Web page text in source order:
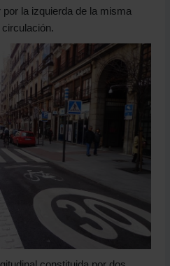
la izquierda de la misma